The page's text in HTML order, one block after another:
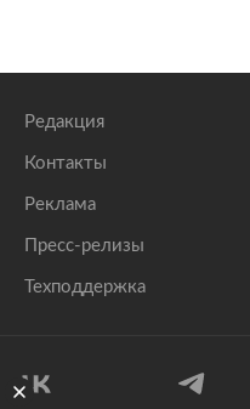
Редакция
Контакты
Реклама
Пресс-релизы
Техподдержка